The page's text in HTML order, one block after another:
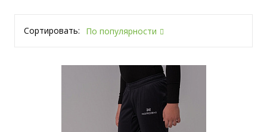
Сортировать: По популярности